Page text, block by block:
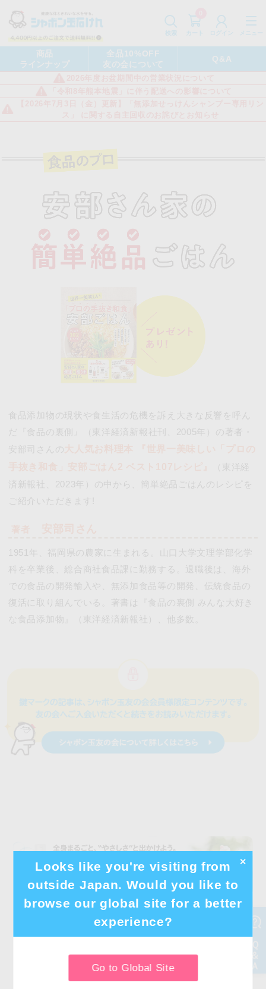
ログイン
検索 メニュー
商品
ラインナップ
全品10%OFF
友の会について
Q&A
食品添加物の現状や食生活の危機を訴え大きな反響を呼ん
だ『食品の裏側』
（東洋経済新報社刊、2005年）の著者・
安部司さんの
（東洋経
済新報社、2023年）の中から、簡単絶品ごはんのレシピを
ご紹介いただきます!
1951年、福岡県の農家に生まれる。山口大学文理学部化学
科を卒業後、総合商社食品課に勤務する。退職後は、海外
での食品の開発輸入や、無添加食品等の開発、伝統食品の
復活に取り組んでいる。著書は『食品の裏側 みんな大好き
な食品添加物』（東洋経済新報社）、他多数。
Looks like you're visiting from
outside Japan. Would you like to
browse our global site for a better
experience?
✕
Go to Global Site